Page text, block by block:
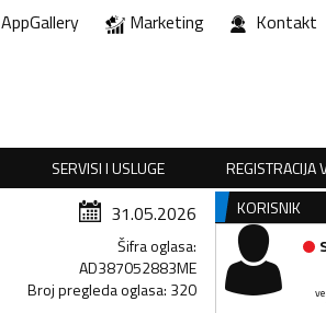
AppGallery Marketing Kontakt
SERVISI I USLUGE REGISTRACIJA
31.05.2026
Šifra oglasa:
AD387052883ME
Broj pregleda oglasa: 320
KORISNIK